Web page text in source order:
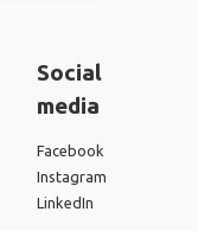
Social
media
Facebook
Instagram
LinkedIn